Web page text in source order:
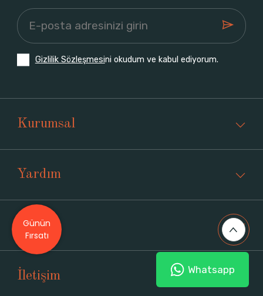
Gizlilik Sözleşmesini okudum ve kabul ediyorum.
Kurumsal
Yardım
Üyelik
İletişim Whatsapp
Günün
Fırsatı